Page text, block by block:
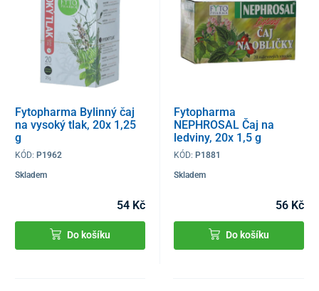
Fytopharma Bylinný čaj
na vysoký tlak, 20x 1,25
g
KÓD: P1962
Skladem
54 Kč
Do košíku
Fytopharma
NEPHROSAL Čaj na
ledviny, 20x 1,5 g
KÓD:P1881
Skladem
56 Kč
Do košíku